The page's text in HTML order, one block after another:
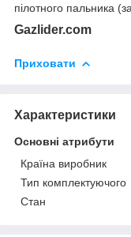
пілотного пальника
Gazlider.com
Приховати
Характеристики
Основні атрибути
Країна виробник
Тип комплектуючого
Стан